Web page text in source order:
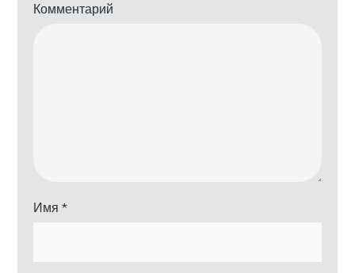
Комментарий
Имя*